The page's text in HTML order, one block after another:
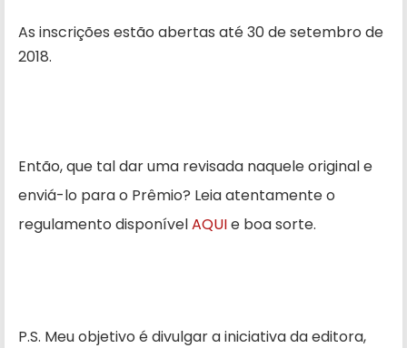
As inscrições estão abertas até 30 de setembro de
2018.
Então, que tal dar uma revisada naquele original e
enviá-lo para o Prêmio? Leia atentamente o
regulamento disponívelAQUIe boa sorte.
P.S. Meu objetivo é divulgar a iniciativa da editora,